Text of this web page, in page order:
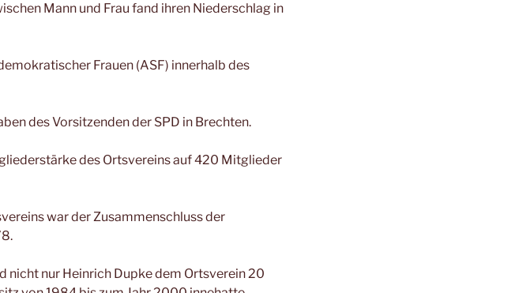
Mann und Frau fand ihren Niederschlag in
Frauen (ASF) innerhalb des
des Vorsitzenden der SPD in Brechten.
des Ortsvereins auf 420 Mitglieder
war der Zusammenschluss der
nur Heinrich Dupke dem Ortsverein 20